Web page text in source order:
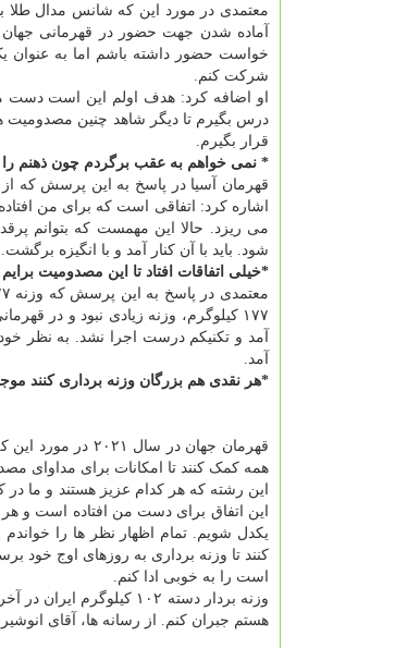
معتمدی در مورد این که شانس مدال طلا بود اما مسابقات قهرمانی
آماده شدن جهت حضور در قهرمانی
خواست حضور داشته باشم اما به عنوان
شرکت کنم.
او اضافه کرد: هدف اولم این است دست
درس بگیرم تا دیگر شاهد چنین مصدومیت
قرار بگیرم.
* نمی خواهم به عقب برگردم چون ذهنم را
قهرمان آسیا در پاسخ به این پرسش که از
اشاره کرد: اتفاقی است که برای من
می ریزد. حالا این مهمست که بتوانم
شود. باید با آن کنار آمد و با انگیزه برگشت.
*خیلی اتفاقات افتاد تا این مصدومیت
۱۷۷ کیلوگرم، وزنه زیادی نبود و در
آمد و تکنیکم درست اجرا نشد. به نظر
آمد.
*هر نقدی هم بزرگان وزنه برداری کنند
قهرمان جهان در
همه کمک کنند تا امکانات برای مداوای
این رشته که هر کدام عزیز هستند و ما
این اتفاق برای دست من افتاده است
یکدل شویم. تمام اظهار نظر ها را
کنند تا وزنه برداری به روزهای اوج خود
است را به خوبی ادا کنم.
وزنه بردار دسته ۱۰۲
هستم جبران کنم. از رسانه ها، آقای